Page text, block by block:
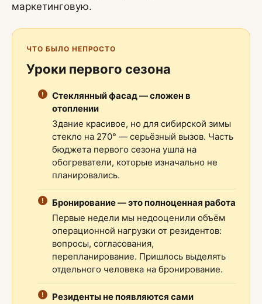
маркетинговую.
ЧТО БЫЛО НЕПРОСТО
Уроки первого сезона
Стеклянный фасад — сложен в
отоплении
Здание красивое, но для сибирской зимы
стекло на 270° — серьёзный вызов. Часть
бюджета первого сезона ушла на
обогреватели, которые изначально не
планировались.
Бронирование — это полноценная работа
Первые недели мы недооценили объём
операционной нагрузки от резидентов:
вопросы, согласования,
перепланирование. Пришлось выделять
отдельного человека на бронирование.
Резиденты не появляются сами